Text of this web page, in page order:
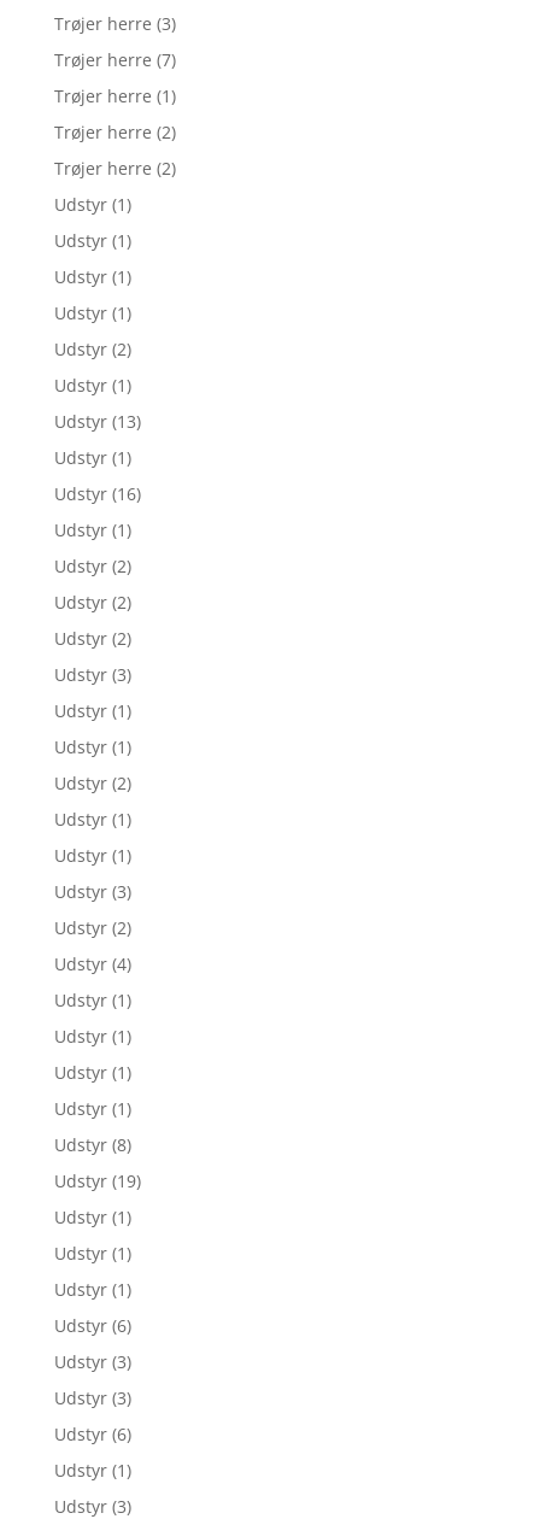
Trøjer herre (3)
Trøjer herre (7)
Trøjer herre (1)
Trøjer herre (2)
Trøjer herre (2)
Udstyr (1)
Udstyr (1)
Udstyr (1)
Udstyr (1)
Udstyr (2)
Udstyr (1)
Udstyr (13)
Udstyr (1)
Udstyr (16)
Udstyr (1)
Udstyr (2)
Udstyr (2)
Udstyr (2)
Udstyr (3)
Udstyr (1)
Udstyr (1)
Udstyr (2)
Udstyr (1)
Udstyr (1)
Udstyr (3)
Udstyr (2)
Udstyr (4)
Udstyr (1)
Udstyr (1)
Udstyr (1)
Udstyr (1)
Udstyr (8)
Udstyr (19)
Udstyr (1)
Udstyr (1)
Udstyr (1)
Udstyr (6)
Udstyr (3)
Udstyr (3)
Udstyr (6)
Udstyr (1)
Udstyr (3)